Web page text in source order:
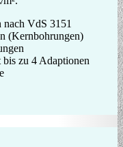
VdS 3151
(Kernbohrungen)
zu 4 Adaptionen